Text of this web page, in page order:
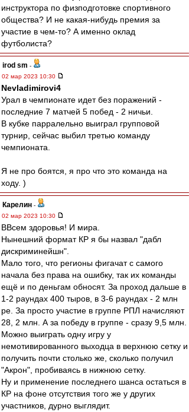
инструктора по физподготовке спортивного
общества? И не какая-нибудь премия за
участие в чем-то? А именно оклад
футболиста?
irod sm -
02 мар 2023 10:30
Nevladimirovi4
Урал в чемпионате идет без поражений -
последние 7 матчей 5 побед - 2 ничьи.
В кубке парралельно выиграл групповой
турнир, сейчас выбил третью команду
чемпионата.
Я не про боятся, я про что это команда на
ходу. )
Карелин -
02 мар 2023 10:30
ВВсем здоровья! И мира.
Нынешний формат КР я бы назвал "дабл
дискриминейшн".
Мало того, что регионы фигачат с самого
начала без права на ошибку, так их команды
ещё и по деньгам обносят. За проход дальше в
1-2 раундах 400 тыров, в 3-6 раундах - 2 млн
ре. За просто участие в группе РПЛ начисляют
28, 2 млн. А за победу в группе - сразу 9,5 млн.
Можно выиграть одну игру у
немотивированного выходца в верхнюю сетку и
получить почти столько же, сколько получил
"Акрон", пробиваясь в нижнюю сетку.
Ну и применение последнего шанса остаться в
КР на фоне отсутствия того же у других
участников, дурно выглядит.